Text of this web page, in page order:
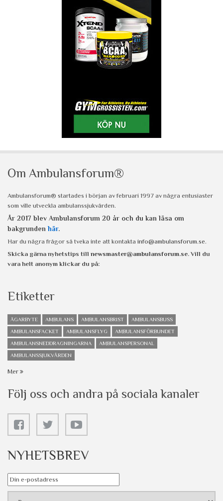
Om Ambulansforum®
Ambulansforum® startades i början av februari 1997 av några entusiaster
som ville utveckla ambulanssjukvården.
År 2017 blev Ambulansforum 20 år och du kan läsa om
bakgrunden här.
Har du några frågor så tveka inte att kontakta info@ambulansforum.se.
Skicka gärna nyhetstips till newsmaster@ambulansforum.se. Vill du
vara helt anonym klickar du på:
Etiketter
ÄGARBYTE AMBULANS AMBULANSBRIST
AMBULANSBUSS
AMBULANSFACKET
AMBULANSFLYG
AMBULANSFÖRBUNDET
AMBULANSNEDDRAGNINGARNA
AMBULANSPERSONAL
AMBULANSSJUKVÅRDEN
Mer
Följ oss och andra på sociala kanaler
NYHETSBREV